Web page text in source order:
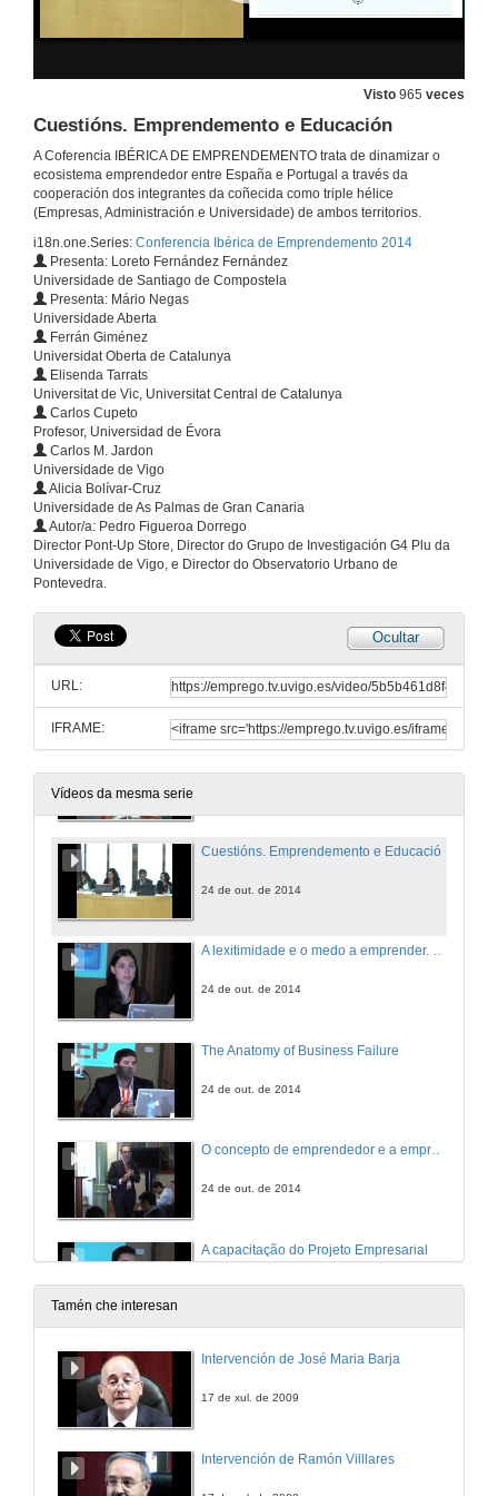
Visto 965 veces
Cuestións. Emprendemento e Educación
A Coferencia IBÉRICA DE EMPRENDEMENTO trata de dinamizar o
ecosistema emprendedor entre España e Portugal a través da
cooperación dos integrantes da coñecida como triple hélice
(Empresas, Administración e Universidade) de ambos territorios.
i18n.one.Series: Conferencia Ibérica de Emprendemento 2014
Presenta: Loreto Fernández Fernández
Universidade de Santiago de Compostela
Presenta: Mário Negas
Universidade Aberta
Ferrán Giménez
Universidat Oberta de Catalunya
Elisenda Tarrats
Universitat de Vic, Universitat Central de Catalunya
Carlos Cupeto
Profesor, Universidad de Évora
Carlos M. Jardon
Universidade de Vigo
Alicia Bolívar-Cruz
Universidade de As Palmas de Gran Canaria
Autor/a: Pedro Figueroa Dorrego
Director Pont-Up Store, Director do Grupo de Investigación G4 Plu da
Universidade de Vigo, e Director do Observatorio Urbano de
Pontevedra.
Ocultar
URL:
IFRAME:
Vídeos da mesma serie
GEM EUROACE: una medida de la actividad emprendedora transregional y transnacional. Cuestións
24 de out. de 2014
24 de out. de 2014
Carencias na función da universidade na creación de empresas
Intraemprendemento na universidade: o caso da creación do grado Multimedia da UOC
24 de out. de 2014
Emprendemento e creación de empresas na universidade
Cuestións. Emprendemento e Educación
24 de out. de 2014
A lexitimidade e o medo a emprender. España vs Francia
24 de out. de 2014
The Anatomy of Business Failure
24 de out. de 2014
O concepto de emprendedor e a empresa familiar
24 de out. de 2014
A capacitação do Projeto Empresarial
24 de out. de 2014
Tamén che interesan
Intervención de José Maria Barja
17 de xul. de 2009
Intervención de Ramón Villlares